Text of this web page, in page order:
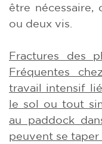
être nécessaire,
ou deux vis.
Fractures des
Fréquentes
travail intensif
le sol ou tout
au paddock
peuvent se taper